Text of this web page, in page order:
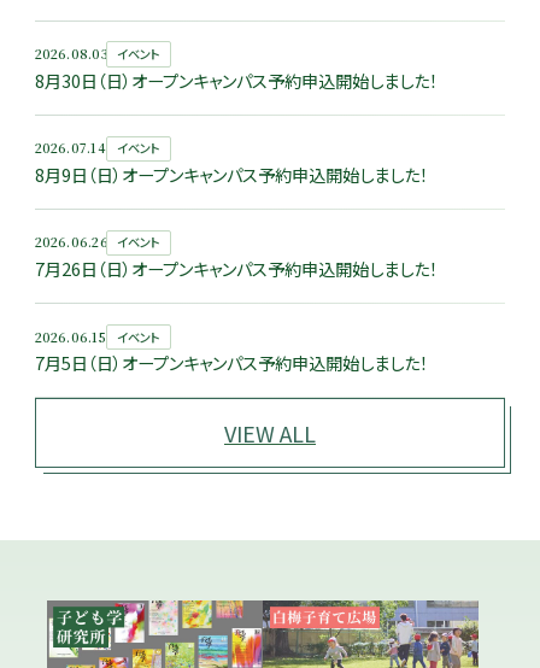
2026.08.03 イベント
8月30日（日）オープンキャンパス予約申込開始しました！
2026.07.14 イベント
8月9日（日）オープンキャンパス予約申込開始しました！
2026.06.26 イベント
7月26日（日）オープンキャンパス予約申込開始しました！
2026.06.15 イベント
7月5日（日）オープンキャンパス予約申込開始しました！
VIEW ALL